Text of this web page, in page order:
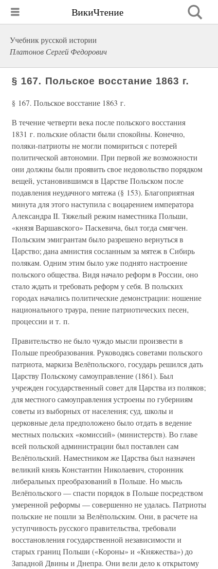
ВикиЧтение
Учебник русской истории
Платонов Сергей Федорович
§ 167. Польское восстание 1863 г.
§ 167. Польское восстание 1863 г.
В течение четверти века после польского восстания
1831 г. польские области были спокойны. Конечно,
поляки-патриоты не могли помириться с потерей
политической автономии. При первой же возможности
они должны были проявить свое недовольство порядком
вещей, установившимся в Царстве Польском после
подавления неудачного мятежа (§ 153). Благоприятная
минута для этого наступила с воцарением императора
Александра II. Тяжелый режим наместника Польши,
«князя Варшавского» Паскевича, был тогда смягчен.
Польским эмигрантам было разрешено вернуться в
Царство; дана амнистия сосланным за мятеж в Сибирь
полякам. Одним этим было уже поднято настроение
польского общества. Видя начало реформ в России, оно
стало ждать и требовать реформ у себя. В польских
городах начались политические демонстрации: ношение
национального траура, пение патриотических песен,
процессии и т. п.
Правительство не было чуждо мысли произвести в
Польше преобразования. Руководясь советами польского
патриота, маркиза Велёпольского, государь решился дать
Царству Польскому самоуправление (1861). Был
учрежден государственный совет для Царства из поляков;
для местного самоуправления устроены по губерниям
советы из выборных от населения; суд, школы и
церковные дела предположено было отдать в ведение
местных польских «комиссий» (министерств). Во главе
всей польской администрации был поставлен сам
Велёпольский. Наместником же Царства был назначен
великий князь Константин Николаевич, сторонник
либеральных преобразований в Польше. Но мысль
Велёпольского — спасти порядок в Польше посредством
умеренной реформы — совершенно не удалась. Патриоты
польские не пошли за Велёпольским. Они, в расчете на
уступчивость русского правительства, требовали
восстановления государственной независимости и
старых границ Польши («Короны» и «Княжества») до
Западной Двины и Днепра. Они вели дело к открытому